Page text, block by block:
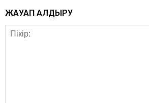
ЖАУАП ҚАЛДЫРУ